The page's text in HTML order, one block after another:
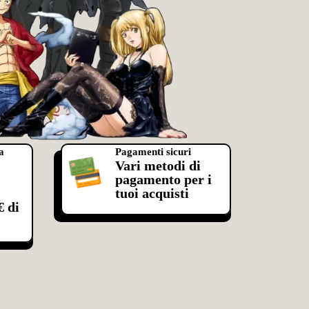
di
Pagamenti sicuri
Vari metodi di
pagamento per i
tuoi acquisti